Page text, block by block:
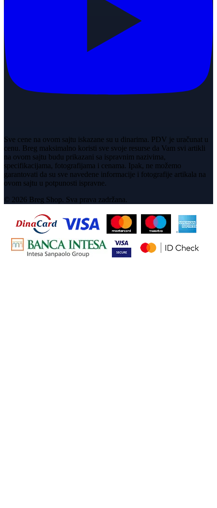
Sve cene na ovom sajtu iskazane su u dinarima. PDV je uračunat u
cenu. Breg maksimalno koristi sve svoje resurse da Vam svi artikli
na ovom sajtu budu prikazani sa ispravnim nazivima,
specifikacijama, fotografijama i cenama. Ipak, ne možemo
garantovati da su sve navedene informacije i fotografije artikala na
ovom sajtu u potpunosti ispravne.
© 2026 Breg Shop. Sva prava zadržana.